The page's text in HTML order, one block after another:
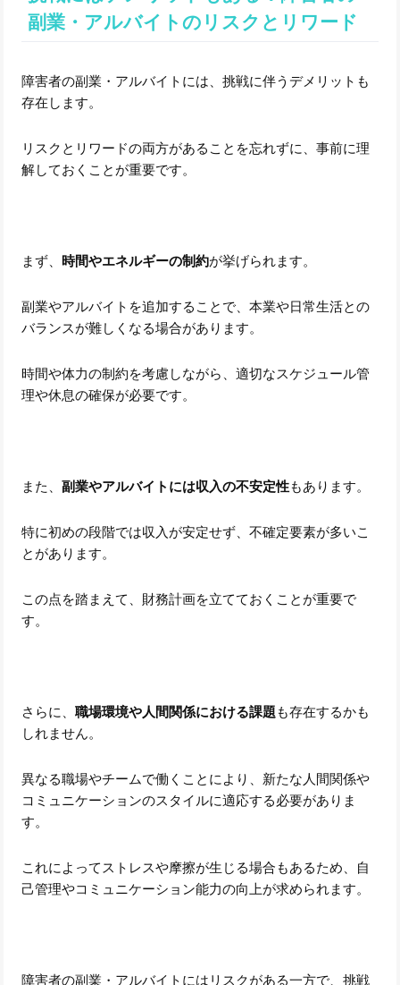
副業・アルバイトのリスクとリワード
障害者の副業・アルバイトには、挑戦に伴うデメリットも
存在します。
リスクとリワードの両方があることを忘れずに、事前に理
解しておくことが重要です。
まず、時間やエネルギーの制約が挙げられます。
副業やアルバイトを追加することで、本業や日常生活との
バランスが難しくなる場合があります。
時間や体力の制約を考慮しながら、適切なスケジュール管
理や休息の確保が必要です。
また、副業やアルバイトには収入の不安定性もあります。
特に初めの段階では収入が安定せず、不確定要素が多いこ
とがあります。
この点を踏まえて、財務計画を立てておくことが重要で
す。
さらに、職場環境や人間関係における課題も存在するかも
しれません。
異なる職場やチームで働くことにより、新たな人間関係や
コミュニケーションのスタイルに適応する必要がありま
す。
これによってストレスや摩擦が生じる場合もあるため、自
己管理やコミュニケーション能力の向上が求められます。
障害者の副業・アルバイトにはリスクがある一方で、挑戦